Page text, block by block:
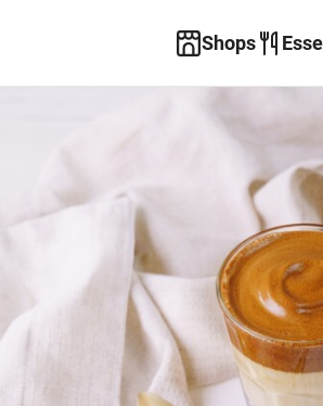
Shops